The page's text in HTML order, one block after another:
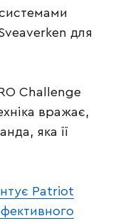
для
Challenge
вражає,
яка її
Patriot